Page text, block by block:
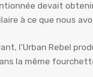
devait
à ce que nous
l’Urban Rebel
la même